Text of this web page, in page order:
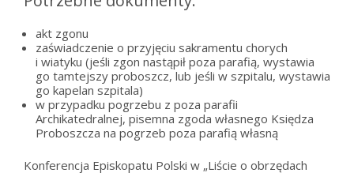
akt zgonu
zaświadczenie o przyjęciu sakramentu chorych
i wiatyku (jeśli zgon nastąpił poza parafią, wystawia
go tamtejszy proboszcz, lub jeśli w szpitalu, wystawia
go kapelan szpitala)
w przypadku pogrzebu z poza parafii
Archikatedralnej, pisemna zgoda własnego Księdza
Proboszcza na pogrzeb poza parafią własną
Konferencja Episkopatu Polski w „Liście o obrzędach